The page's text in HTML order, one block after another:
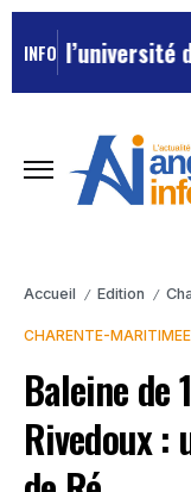
INFO
Accueil / Edition /
CHARENTE-MARITIME
Baleine de
Rivedoux :